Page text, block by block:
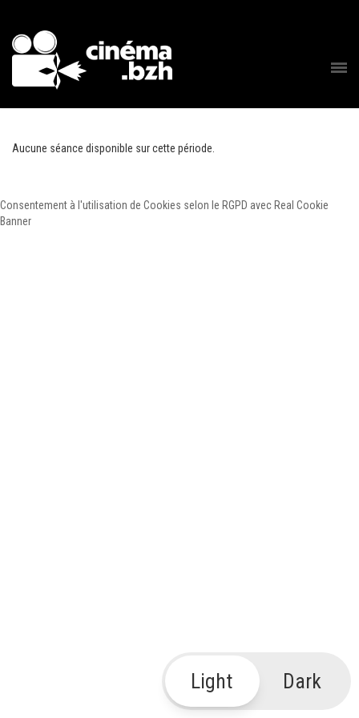
Aucune séance disponible sur cette période.
Light Dark
Consentement à l'utilisation de Cookies selon le RGPD avec Real Cookie
Banner